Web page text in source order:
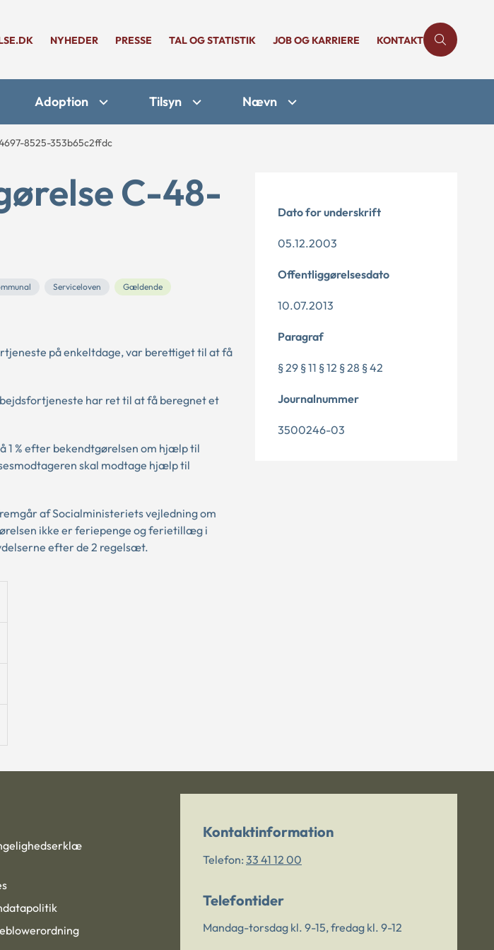
NYHEDER PRESSE TAL OG STATISTIK JOB OG KARRIERE KONTAKT
Adoption Tilsyn Nævn
8525-353b65c2ffdc
C-48-
Serviceloven Gældende
på enkeltdage, var berettiget til at få
har ret til at få beregnet et
% efter bekendtgørelsen om hjælp til
skal modtage hjælp til
af Socialministeriets vejledning om
ikke er feriepenge og ferietillæg i
efter de 2 regelsæt.
Dato for underskrift
05.12.2003
Offentliggørelsesdato
10.07.2013
Paragraf
§ 29 § 11 § 12 § 28 § 42
Journalnummer
3500246-03
Kontaktinformation
Telefon: 33 41 12 00
Telefontider
Mandag-torsdag kl. 9-15, fredag kl. 9-12